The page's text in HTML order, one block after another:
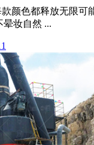
颜色都释放无限
妆自然 ...